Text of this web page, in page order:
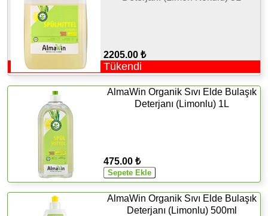
2205.00 ₺
Tükendi
AlmaWin Organik Sıvı Elde Bulaşık
Deterjanı (Limonlu) 1L
475.00 ₺
AlmaWin Organik Sıvı Elde Bulaşık
Deterjanı (Limonlu) 500ml